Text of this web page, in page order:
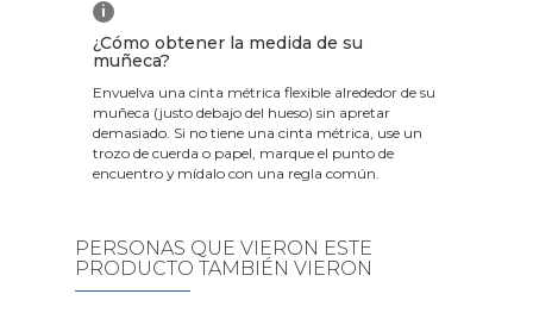
i
¿Cómo obtener la medida de su
muñeca?
Envuelva una cinta métrica flexible alrededor de su
muñeca (justo debajo del hueso) sin apretar
demasiado. Si no tiene una cinta métrica, use un
trozo de cuerda o papel, marque el punto de
encuentro y mídalo con una regla común.
PERSONAS QUE VIERON ESTE
PRODUCTO TAMBIÉN VIERON